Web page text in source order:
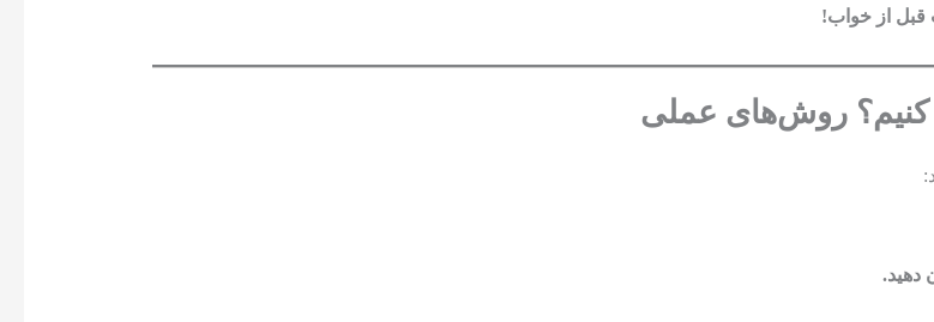
قبل از خواب!
روش‌های عملی